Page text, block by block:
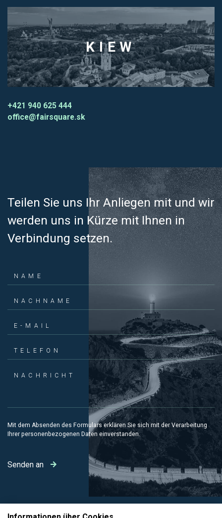
KIEW
+421 940 625 444
office@fairsquare.sk
Teilen Sie uns Ihr Anliegen mit und wir
werden uns in Kürze mit Ihnen in
Verbindung setzen.
NAME
NACHNAME
E-MAIL
TELEFON
NACHRICHT
Mit dem Absenden des Formulars erklären Sie sich mit der Verarbeitung
Ihrer personenbezogenen Daten einverstanden.
Senden an